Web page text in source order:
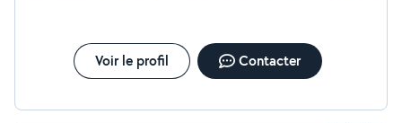
Voir le profil Contacter